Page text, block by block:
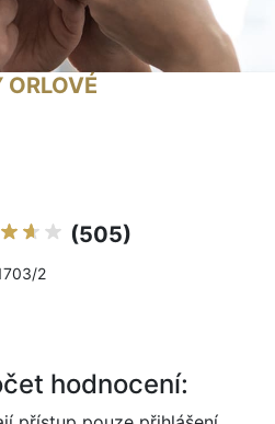
(505)
2
hodnocení: